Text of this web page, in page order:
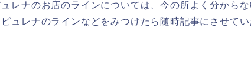
レナのお店のラインについては、今の所よく分から
ュレナのラインなどをみつけたら随時記事にさせて